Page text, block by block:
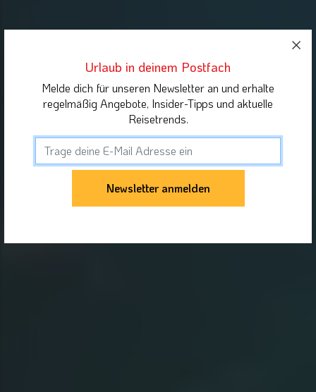
Urlaub in deinem Postfach
Melde dich für unseren Newsletter an und erhalte
regelmäßig Angebote, Insider-Tipps und aktuelle
Reisetrends.